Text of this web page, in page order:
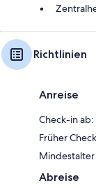
Richtlinien
Anreise
Check-in
Früher
Mindestalter
Abreise